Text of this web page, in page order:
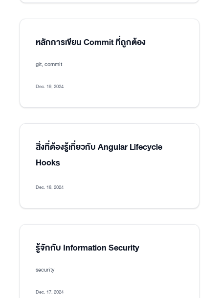
หลักการเขียน Commit ที่ถูกต้อง
git, commit
Dec. 19, 2024
สิ่งที่ต้องรู้เกี่ยวกับ Angular Lifecycle
Hooks
Dec. 18, 2024
รู้จักกับ Information Security
security
Dec. 17, 2024